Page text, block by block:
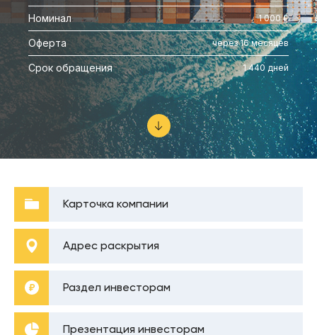
Номинал 1 000 ₽
Оферта через 16 месяцев
Срок обращения 1 440 дней
Карточка компании
Адрес раскрытия
Раздел инвесторам
Презентация инвесторам